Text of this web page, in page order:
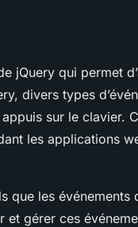
jQuery qui permet
divers types
sur le clavier.
les applications
que les événements
gérer ces